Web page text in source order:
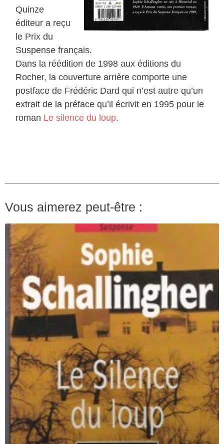
Quinze
éditeur a reçu
le Prix du
Suspense français.
Dans la réédition de 1998 aux éditions du
Rocher, la couverture arrière comporte une
postface de Frédéric Dard qui n’est autre qu’un
extrait de la préface qu’il écrivit en 1995 pour le
roman Le silence du loup.
Vous aimerez peut-être :